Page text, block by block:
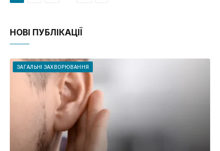
НОВІ ПУБЛІКАЦІЇ
ЗАГАЛЬНІ ЗАХВОРЮВАННЯ